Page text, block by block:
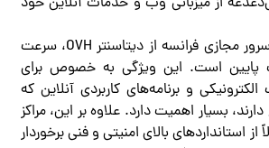
یکی از مزایای اصلی سرور مجازی فرانسه از دیتاسنتر OVH، سرعت
پایین است. این ویژگی به خصوص برای
و برنامه‌های کاربردی آنلاین که
دارند، بسیار اهمیت دارد. علاوه بر این، مراکز
استانداردهای بالای امنیتی و فنی برخوردار